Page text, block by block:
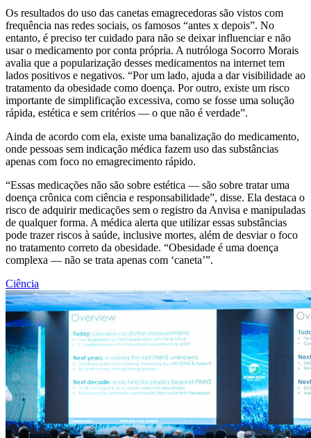
Os resultados do uso das canetas emagrecedoras são vistos com
frequência nas redes sociais, os famosos “antes x depois”. No
entanto, é preciso ter cuidado para não se deixar influenciar e não
usar o medicamento por conta própria. A nutróloga Socorro Morais
avalia que a popularização desses medicamentos na internet tem
lados positivos e negativos. “Por um lado, ajuda a dar visibilidade ao
tratamento da obesidade como doença. Por outro, existe um risco
importante de simplificação excessiva, como se fosse uma solução
rápida, estética e sem critérios — o que não é verdade”.
Ainda de acordo com ela, existe uma banalização do medicamento,
onde pessoas sem indicação médica fazem uso das substâncias
apenas com foco no emagrecimento rápido.
“Essas medicações não são sobre estética — são sobre tratar uma
doença crônica com ciência e responsabilidade”, disse. Ela destaca o
risco de adquirir medicações sem o registro da Anvisa e manipuladas
de qualquer forma. A médica alerta que utilizar essas substâncias
pode trazer riscos à saúde, inclusive mortes, além de desviar o foco
no tratamento correto da obesidade. “Obesidade é uma doença
complexa — não se trata apenas com ‘caneta’”.
Ciência